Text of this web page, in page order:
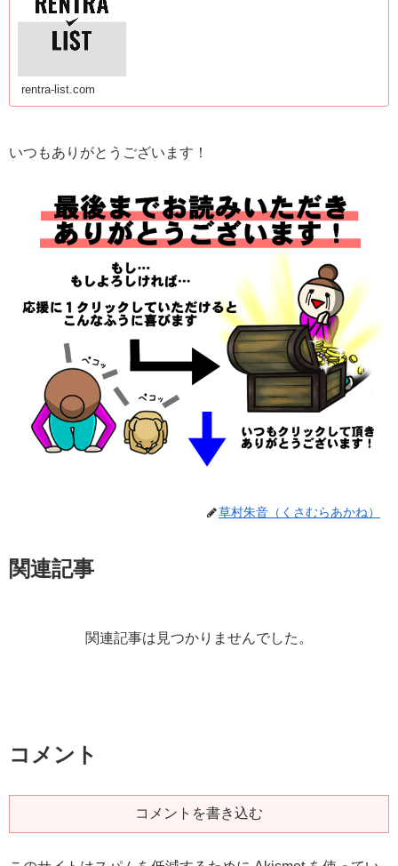
rentra-list.com
いつもありがとうございます！
草村朱音（くさむらあかね）
関連記事
関連記事は見つかりませんでした。
コメント
コメントを書き込む